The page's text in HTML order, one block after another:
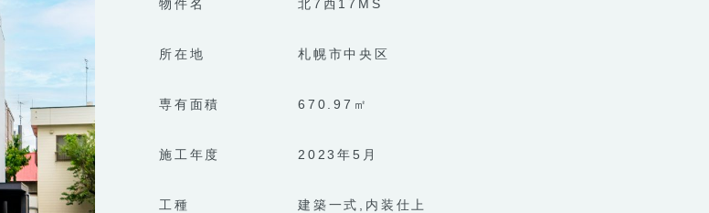
物件名 北7西17MS
所在地 札幌市中央区
専有面積 670.97㎡
施工年度 2023年5月
工種 建築一式 内装仕上